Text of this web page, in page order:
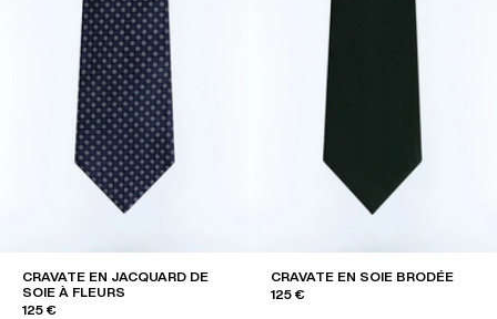
CRAVATE EN JACQUARD DE
SOIE À FLEURS
125 €
CRAVATE EN SOIE BRODÉE
125 €